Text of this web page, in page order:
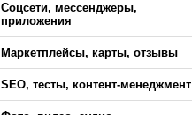
Соцсети, мессенджеры,
приложения
Маркетплейсы, карты, отзывы
SEO, тесты, контент-менеджмент